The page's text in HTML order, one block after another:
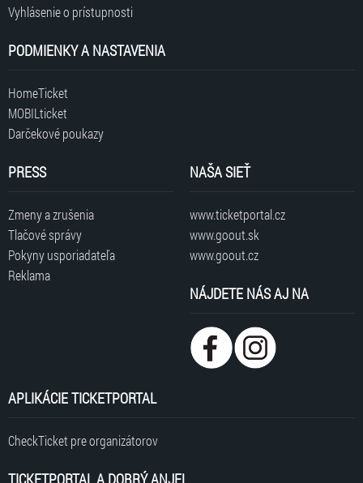
Vyhlásenie o prístupnosti
PODMIENKY A NASTAVENIA
HomeTicket
MOBILticket
Darčekové poukazy
PRESS
Zmeny a zrušenia
Tlačové správy
Pokyny usporiadateľa
Reklama
NAŠA SIEŤ
www.ticketportal.cz
www.goout.sk
www.goout.cz
NÁJDETE NÁS AJ NA
APLIKÁCIE TICKETPORTAL
CheckTicket pre organizátorov
TICKETPORTAL A DOBRÝ ANJEL